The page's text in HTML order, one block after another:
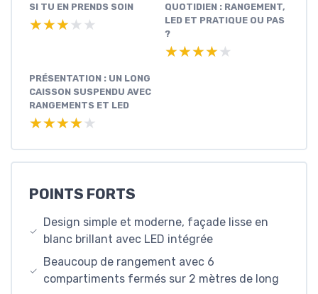
SI TU EN PRENDS SOIN
★★★★★
★★★★★
QUOTIDIEN : RANGEMENT,
LED ET PRATIQUE OU PAS
?
★★★★★
★★★★★
PRÉSENTATION : UN LONG
CAISSON SUSPENDU AVEC
RANGEMENTS ET LED
★★★★★
★★★★★
POINTS FORTS
Design simple et moderne, façade lisse en
blanc brillant avec LED intégrée
Beaucoup de rangement avec 6
compartiments fermés sur 2 mètres de long